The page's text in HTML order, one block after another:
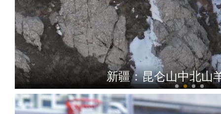
新疆：昆仑山中北山